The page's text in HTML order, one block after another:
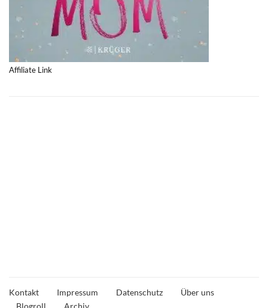
Affiliate Link
Kontakt Impressum Datenschutz
Über uns
Blogroll
Archiv